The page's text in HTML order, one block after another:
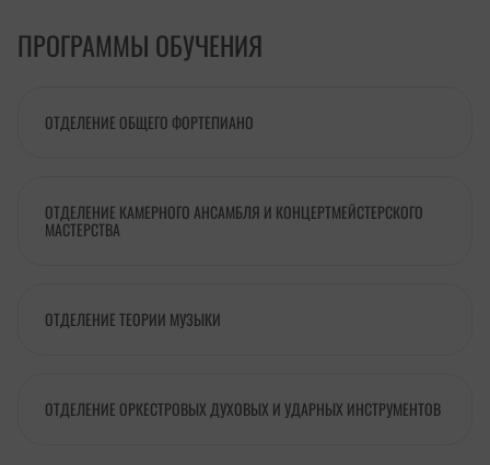
ПРОГРАММЫ ОБУЧЕНИЯ
ОТДЕЛЕНИЕ ОБЩЕГО ФОРТЕПИАНО
ОТДЕЛЕНИЕ КАМЕРНОГО АНСАМБЛЯ И КОНЦЕРТМЕЙСТЕРСКОГО
МАСТЕРСТВА
ОТДЕЛЕНИЕ ТЕОРИИ МУЗЫКИ
ОТДЕЛЕНИЕ ОРКЕСТРОВЫХ ДУХОВЫХ И УДАРНЫХ ИНСТРУМЕНТОВ